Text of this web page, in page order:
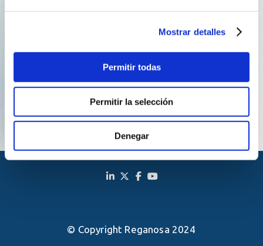
Mostrar detalles
Permitir todas
Permitir la selección
Denegar
© Copyright Reganosa 2024